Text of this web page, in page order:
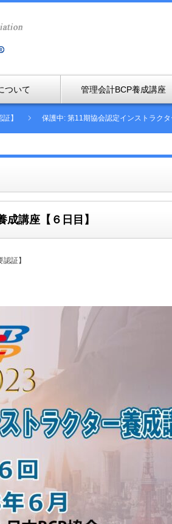
ついて 管理会計BCP養成講座
】 保護中: 第11期協会認定インストラクタ
講座【６日目】
証】